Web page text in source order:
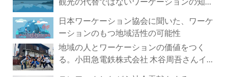
日本ワーケーション協会に聞いた、ワーケ
ーションのもつ地域活性の可能性
地域の人とワーケーションの価値をつく
る。小田急電鉄株式会社 木谷周吾さんイン